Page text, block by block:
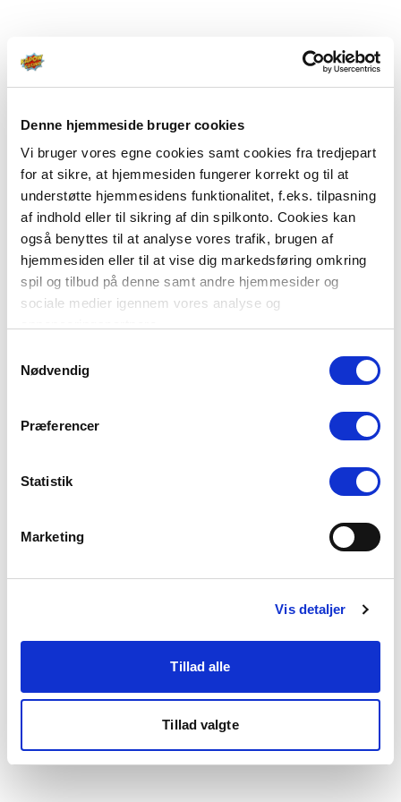
Denne hjemmeside bruger cookies
Vi bruger vores egne cookies samt cookies fra tredjepart
for at sikre, at hjemmesiden fungerer korrekt og til at
understøtte hjemmesidens funktionalitet, f.eks. tilpasning
af indhold eller til sikring af din spilkonto. Cookies kan
også benyttes til at analyse vores trafik, brugen af
hjemmesiden eller til at vise dig markedsføring omkring
spil og tilbud på denne samt andre hjemmesider og
sociale medier igennem vores analyse og
Du kan læse mere om vores brug af cookies under
"Detaljer" eller ved at klikke videre til vores Cookiepolitik,
Nødvendig
Præferencer
Statistik
Marketing
Vis detaljer
Tillad alle
Tillad valgte